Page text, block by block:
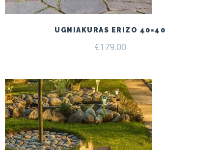
UGNIAKURAS ERIZO 40×40
€179.00